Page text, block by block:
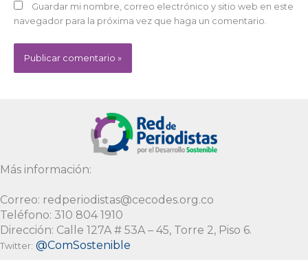
Guardar mi nombre, correo electrónico y sitio web en este
navegador para la próxima vez que haga un comentario.
Más información:
Correo: redperiodistas@cecodes.org.co
Teléfono: 310 804 1910
Dirección: Calle 127A # 53A – 45, Torre 2, Piso 6.
Twitter: @ComSostenible